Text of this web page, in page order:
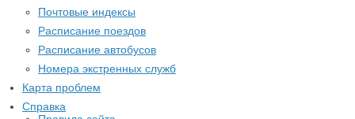
Почтовые индексы
Расписание поездов
Расписание автобусов
Номера экстренных служб
Карта проблем
Справка